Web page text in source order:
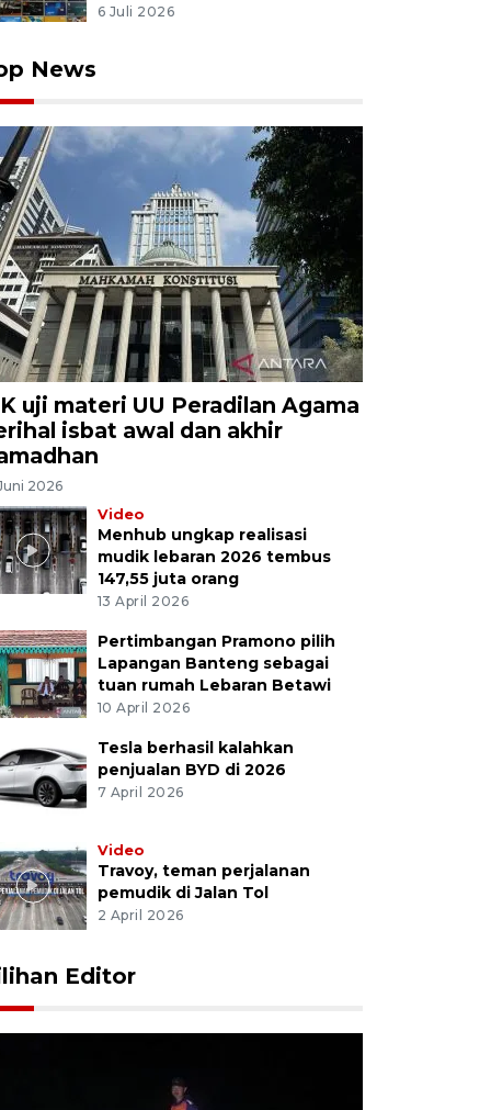
6 Juli 2026
News
uji materi UU Peradilan Agama
isbat awal dan akhir
2026
Video
Menhub ungkap realisasi
mudik lebaran 2026 tembus
147,55 juta orang
13 April 2026
Pertimbangan Pramono pilih
Lapangan Banteng sebagai
tuan rumah Lebaran Betawi
10 April 2026
Tesla berhasil kalahkan
penjualan BYD di 2026
7 April 2026
Video
Travoy, teman perjalanan
pemudik di Jalan Tol
2 April 2026
Editor